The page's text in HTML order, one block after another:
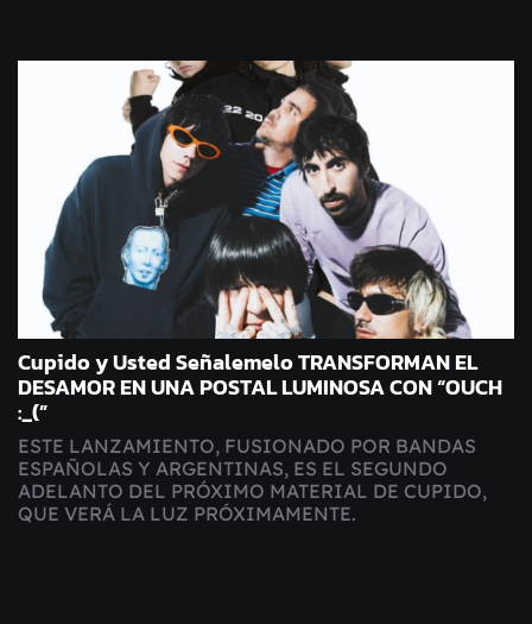
Cupido y Usted Señalemelo TRANSFORMAN EL
DESAMOR EN UNA POSTAL LUMINOSA CON “OUCH
:_(”
ESTE LANZAMIENTO, FUSIONADO POR BANDAS
ESPAÑOLAS Y ARGENTINAS, ES EL SEGUNDO
ADELANTO DEL PRÓXIMO MATERIAL DE CUPIDO,
QUE VERÁ LA LUZ PRÓXIMAMENTE.